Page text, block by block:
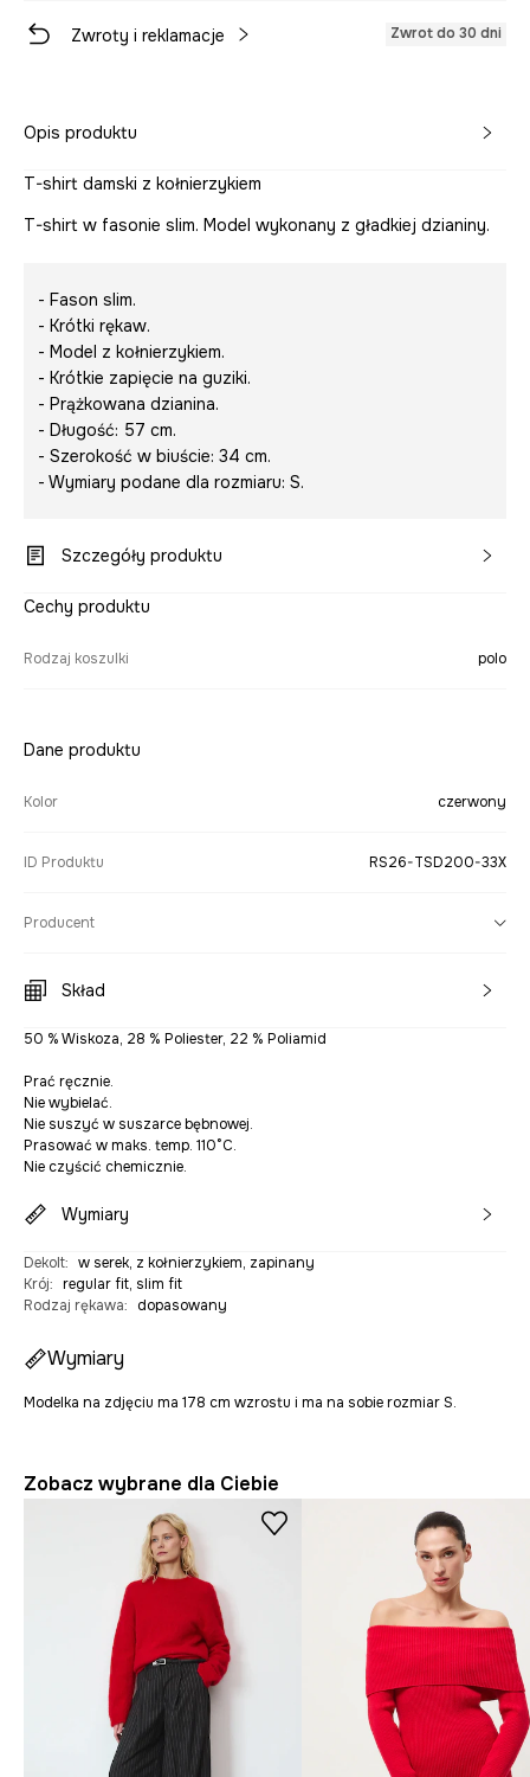
Zwroty i reklamacje Zwrot do 30 dni
Opis produktu
T-shirt damski z kołnierzykiem
T-shirt w fasonie slim. Model wykonany z gładkiej dzianiny.
- Fason slim.
- Krótki rękaw.
- Model z kołnierzykiem.
- Krótkie zapięcie na guziki.
- Prążkowana dzianina.
- Długość: 57 cm.
- Szerokość w biuście: 34 cm.
- Wymiary podane dla rozmiaru: S.
Szczegóły produktu
Cechy produktu
Rodzaj koszulki polo
Dane produktu
Kolor czerwony
ID Produktu RS26-TSD200-33X
Producent
Skład
50 % Wiskoza, 28 % Poliester, 22 % Poliamid
Prać ręcznie.
Nie wybielać.
Nie suszyć w suszarce bębnowej.
Prasować w maks. temp. 110°C.
Nie czyścić chemicznie.
Wymiary
Dekolt: w serek, z kołnierzykiem, zapinany
Krój: regular fit, slim fit
Rodzaj rękawa: dopasowany
Wymiary
Modelka na zdjęciu ma 178 cm wzrostu i ma na sobie rozmiar S.
Zobacz wybrane dla Ciebie